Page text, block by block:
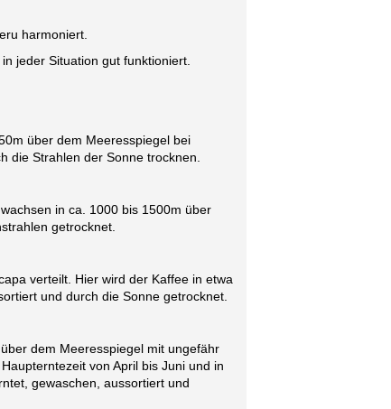
harmoniert.
jeder Situation gut funktioniert.
über dem Meeresspiegel bei
die Strahlen der Sonne trocknen.
in ca. 1000 bis 1500m über
getrocknet.
verteilt. Hier wird der Kaffee in etwa
und durch die Sonne getrocknet.
dem Meeresspiegel mit ungefähr
von April bis Juni und in
gewaschen, aussortiert und